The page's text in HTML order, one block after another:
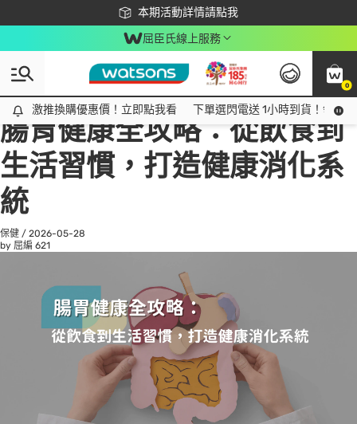
本期活動詳情請點我
下載app最高回饋$350
屈臣氏線上服務
0
激推換購優惠價！立即點我看
激推換購優惠價！立即點我看 下單選閃電送 1小時到貨！領神
All
話題趨勢
腸胃健康全攻略：從飲食到
生活習慣，打造健康消化系
統
保健 / 2026-05-28
by 屈編 621